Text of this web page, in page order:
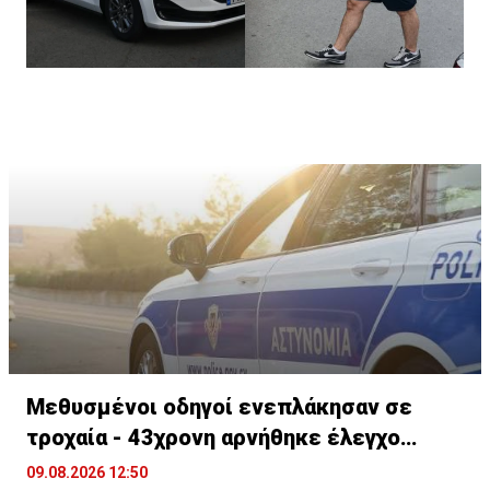
Μεθυσμένοι οδηγοί ενεπλάκησαν σε
τροχαία - 43χρονη αρνήθηκε έλεγχο
αλκοτέστ
09.08.2026 12:50